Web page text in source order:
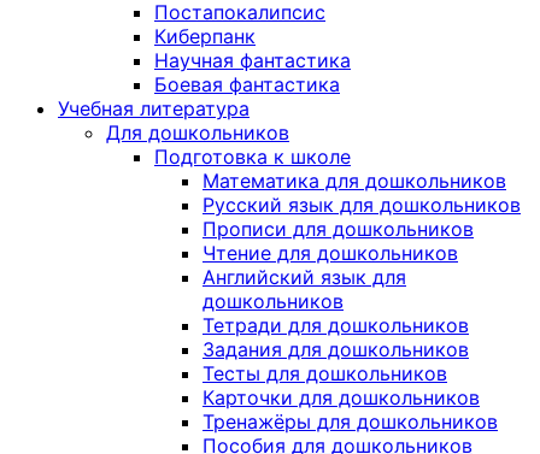
Постапокалипсис
Киберпанк
Научная фантастика
Боевая фантастика
Учебная литература
Для дошкольников
Подготовка к школе
Математика для дошкольников
Русский язык для дошкольников
Прописи для дошкольников
Чтение для дошкольников
Английский язык для
дошкольников
Тетради для дошкольников
Задания для дошкольников
Тесты для дошкольников
Карточки для дошкольников
Тренажёры для дошкольников
Пособия для дошкольников